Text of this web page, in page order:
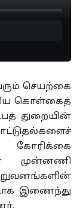
செயற்கை
கொள்கைத்
துறையின்
முன்னணி
இணைந்து